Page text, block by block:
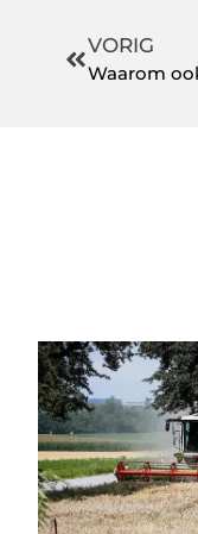
VORIG
Waarom